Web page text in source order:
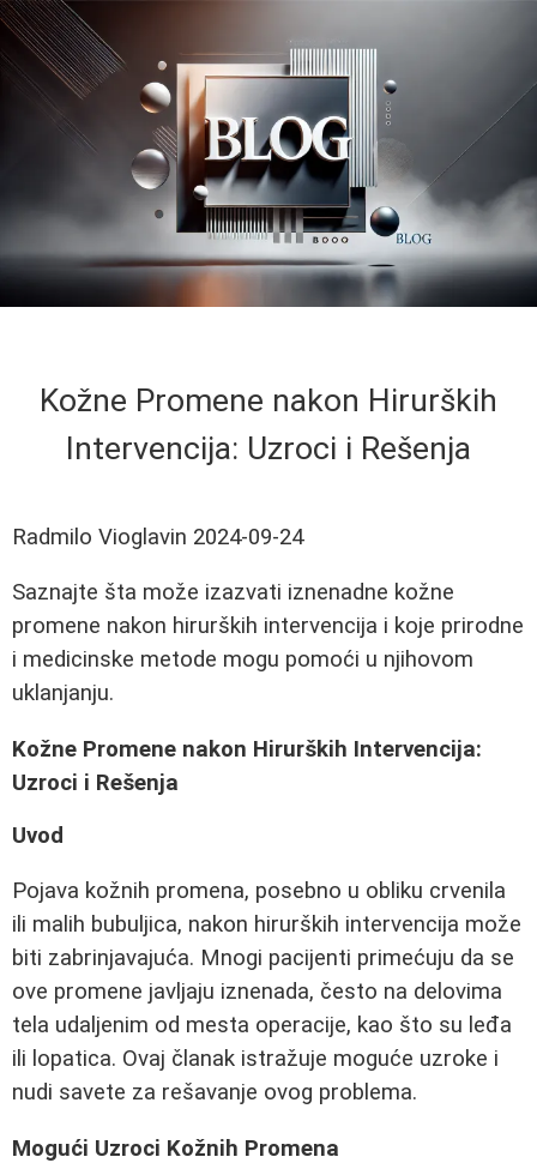
Kožne Promene nakon Hirurških
Intervencija: Uzroci i Rešenja
Radmilo Vioglavin 2024-09-24
Saznajte šta može izazvati iznenadne kožne
promene nakon hirurških intervencija i koje prirodne
i medicinske metode mogu pomoći u njihovom
uklanjanju.
Kožne Promene nakon Hirurških Intervencija:
Uzroci i Rešenja
Uvod
Pojava kožnih promena, posebno u obliku crvenila
ili malih bubuljica, nakon hirurških intervencija može
biti zabrinjavajuća. Mnogi pacijenti primećuju da se
ove promene javljaju iznenada, često na delovima
tela udaljenim od mesta operacije, kao što su leđa
ili lopatica. Ovaj članak istražuje moguće uzroke i
nudi savete za rešavanje ovog problema.
Mogući Uzroci Kožnih Promena